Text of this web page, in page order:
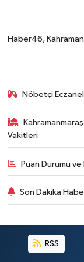
Haber46,
Nöbetçi
Vakitleri
Puan Durumu
Son Dakika
RSS